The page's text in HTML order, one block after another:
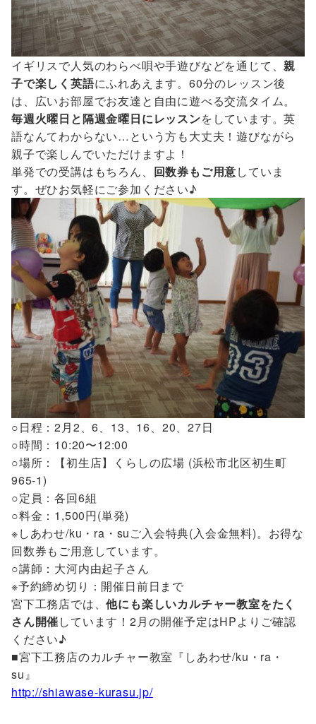
イギリスで人気のわらべ唄や手遊びなどを通じて、親
子で楽しく英語にふれあえます。60分のレッスン後
は、広いお部屋でお友達と自由に遊べる交流タイム。
毎週火曜日と隔週金曜日にレッスンをしています。英
語なんてわからない…という方も大丈夫！遊びながら
親子で楽しんでいただけますよ！
単発での受講はもちろん、 回数券もご用意していま
す。ぜひお気軽にご参加ください♪
○日程：2月2、6、13、16、20、27日
○時間：10:20〜12:00
○場所：【初生店】くらしの広場 (浜松市北区初生町
965-1)
○定員：各回6組
○料金：1,500円(単発)
※しあわせ/ku・ra・suご入会特典(入会金無料)。お得な
回数券もご用意しています。
○講師：大河内由起子さん
※予約締め切り：開催日前日まで
宮下工務店では、他にも楽しいカルチャー教室をたく
さん開催しています！2月の開催予定はHPよりご確認
ください♪
■宮下工務店のカルチャー教室『しあわせ/ku・ra・
su』
http://shiawase-kurasu.jp/